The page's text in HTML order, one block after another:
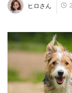
ヒロさん